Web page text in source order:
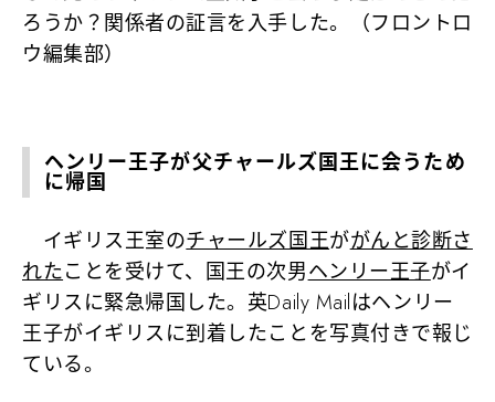
ろうか？関係者の証言を入手した。（フロントロ
ウ編集部）
ヘンリー王子が父チャールズ国王に会うため
に帰国
イギリス王室のチャールズ国王ががんと診断さ
れたことを受けて、国王の次男ヘンリー王子がイ
ギリスに緊急帰国した。英Daily Mailはヘンリー
王子がイギリスに到着したことを写真付きで報じ
ている。